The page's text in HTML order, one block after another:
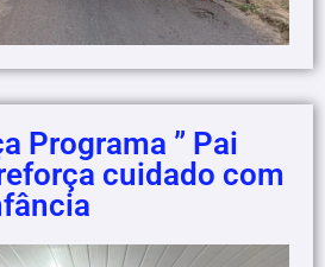
Programa ” Pai
cuidado com